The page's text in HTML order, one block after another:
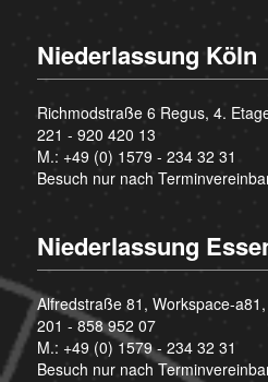
Niederlassung Köln
Richmodstraße 6 Regus, 4.
221 - 920 420 13
M.: +49 (0) 1579 - 234 32 31
Besuch nur nach
Niederlassung
Alfredstraße 81, Workspace-
201 - 858 952 07
M.: +49 (0) 1579 - 234 32 31
Besuch nur nach